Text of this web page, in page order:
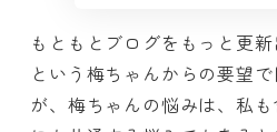
もともとブログをもっと更
という梅ちゃんからの要望
が、梅ちゃんの悩みは、私